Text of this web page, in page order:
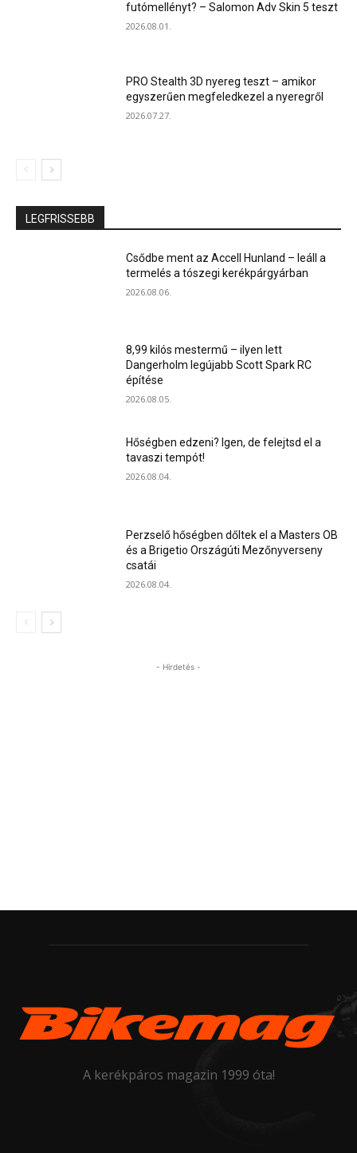
futómellényt? – Salomon Adv Skin 5 teszt
2026.08.01.
PRO Stealth 3D nyereg teszt – amikor
egyszerűen megfeledkezel a nyeregről
2026.07.27.
LEGFRISSEBB
Csődbe ment az Accell Hunland – leáll a
termelés a tószegi kerékpárgyárban
2026.08.06.
8,99 kilós mestermű – ilyen lett
Dangerholm legújabb Scott Spark RC
építése
2026.08.05.
Hőségben edzeni? Igen, de felejtsd el a
tavaszi tempót!
2026.08.04.
Perzselő hőségben dőltek el a Masters OB
és a Brigetio Országúti Mezőnyverseny
csatái
2026.08.04.
- Hirdetés -
A kerékpáros magazin 1999 óta!